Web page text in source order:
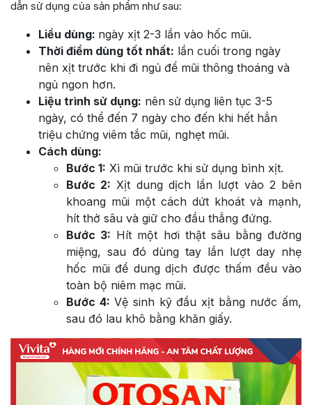
dẫn sử dụng của sản phẩm như sau:
Liều dùng: ngày xịt 2-3 lần vào hốc mũi.
Thời điểm dùng tốt nhất: lần cuối trong ngày
nên xịt trước khi đi ngủ để mũi thông thoáng và
ngủ ngon hơn.
Liệu trình sử dụng: nên sử dụng liên tục 3-5
ngày, có thể đến 7 ngày cho đến khi hết hẳn
triệu chứng viêm tắc mũi, nghẹt mũi.
Cách dùng:
Bước 1: Xì mũi trước khi sử dụng bình xịt.
Bước 2: Xịt dung dịch lần lượt vào 2 bên
khoang mũi một cách dứt khoát và mạnh,
hít thở sâu và giữ cho đầu thẳng đứng.
Bước 3: Hít một hơi thật sâu bằng đường
miệng, sau đó dùng tay lần lượt day nhẹ
hốc mũi để dung dịch được thấm đều vào
toàn bộ niêm mạc mũi.
Bước 4: Vệ sinh kỹ đầu xịt bằng nước ấm,
sau đó lau khô bằng khăn giấy.